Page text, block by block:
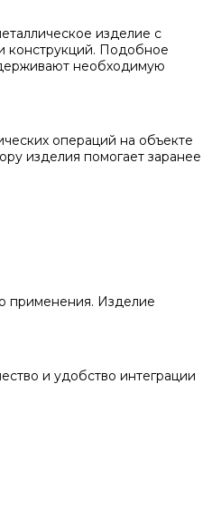
изделие с
конструкций. Подобное
необходимую
операций на объекте
изделия помогает заранее
применения. Изделие
и удобство интеграции